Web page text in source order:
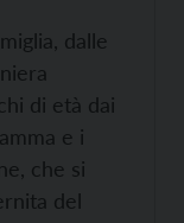
dalle
di età dai
e i
che si
del